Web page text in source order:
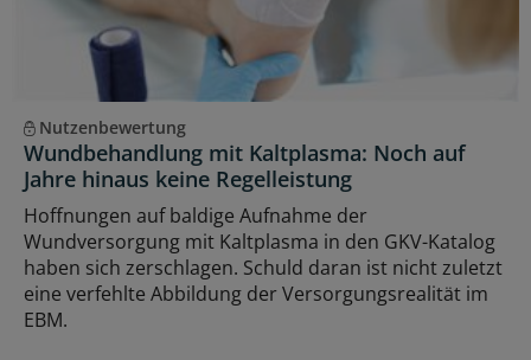
Nutzenbewertung
Wundbehandlung mit Kaltplasma: Noch auf
Jahre hinaus keine Regelleistung
Hoffnungen auf baldige Aufnahme der
Wundversorgung mit Kaltplasma in den GKV-Katalog
haben sich zerschlagen. Schuld daran ist nicht zuletzt
eine verfehlte Abbildung der Versorgungsrealität im
EBM.